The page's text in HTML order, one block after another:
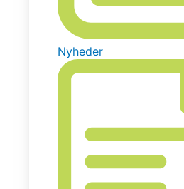
Nyheder